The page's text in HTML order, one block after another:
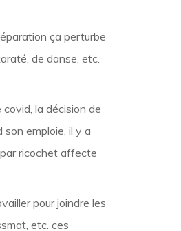
ça perturbe
de danse, etc.
la décision de
emploie, il y a
ricochet affecte
pour joindre les
etc. ces